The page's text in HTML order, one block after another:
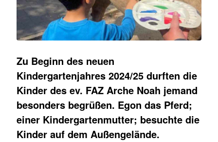
Zu Beginn des neuen
Kindergartenjahres 2024/25 durften die
Kinder des ev. FAZ Arche Noah jemand
besonders begrüßen. Egon das Pferd;
einer Kindergartenmutter; besuchte die
Kinder auf dem Außengelände.